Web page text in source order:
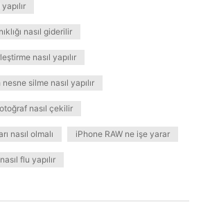
nasıl giderilir
nasıl yapılır
silme nasıl yapılır
nasıl çekilir
nasıl olmalı iPhone RAW ne işe yarar
flu yapılır